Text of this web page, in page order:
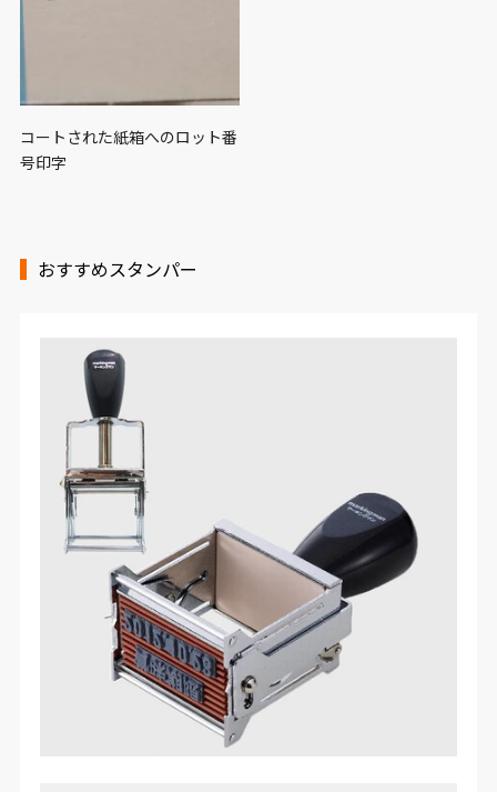
コートされた紙箱へのロット番
号印字
おすすめスタンパー